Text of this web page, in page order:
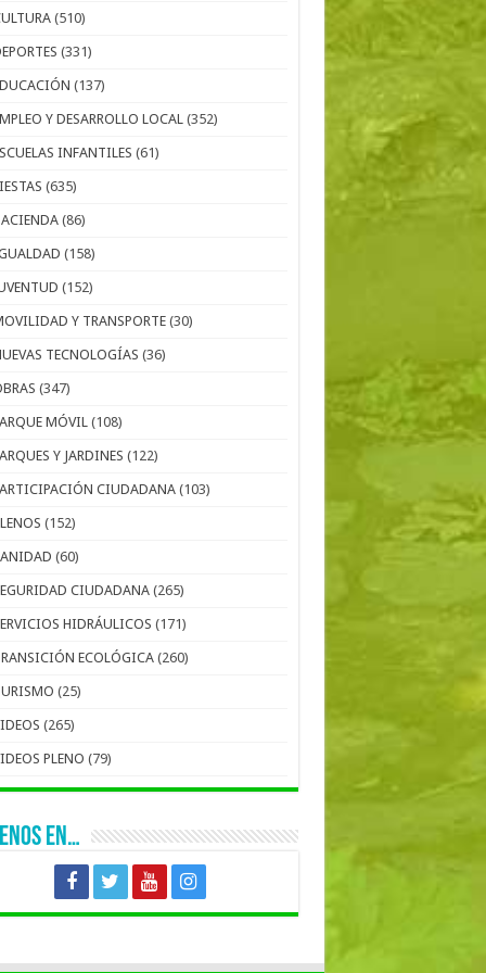
(510)
(331)
(137)
Y DESARROLLO LOCAL (352)
INFANTILES (61)
(635)
(86)
(158)
(152)
Y TRANSPORTE (30)
TECNOLOGÍAS (36)
(347)
MÓVIL (108)
Y JARDINES (122)
CIUDADANA (103)
(152)
(60)
CIUDADANA (265)
HIDRÁULICOS (171)
ECOLÓGICA (260)
(25)
(265)
PLENO (79)
EN…